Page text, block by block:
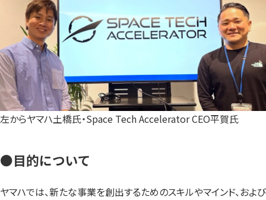
左からヤマハ土橋氏・Space Tech Accelerator CEO平賀氏
●目的について
ヤマハでは、新たな事業を創出するためのスキルやマインド、および